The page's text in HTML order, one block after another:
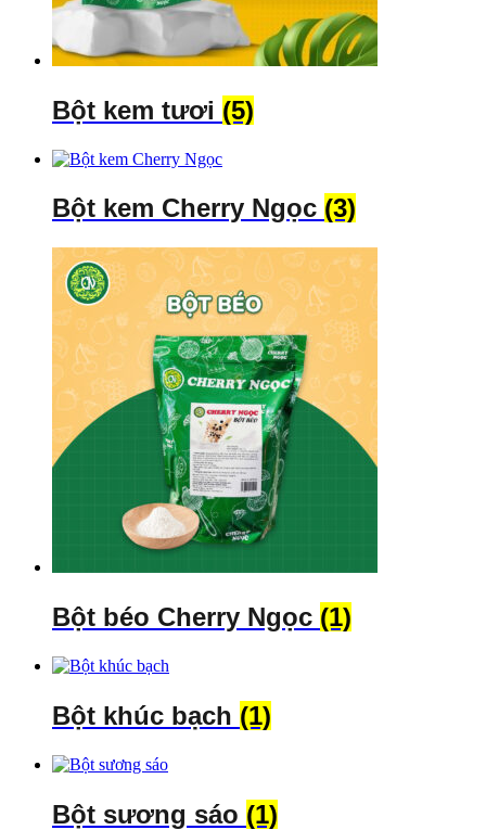
Bột kem tươi (5)
Bột kem Cherry Ngọc (3)
Bột béo Cherry Ngọc (1)
Bột khúc bạch (1)
Bột sương sáo (1)